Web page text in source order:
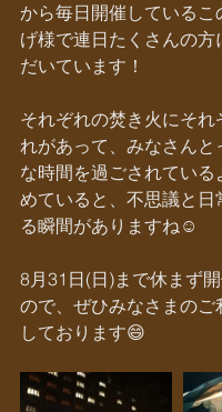
から毎日開催しているこ
げ様で連日たくさんの方
だいています！
それぞれの焚き火にそれ
れがあって、みなさんと
な時間を過ごされている
めていると、不思議と日
る瞬間がありますね☺️
8月31日(日)まで休まず
ので、ぜひみなさまのご
しております😄